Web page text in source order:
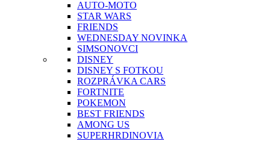
AUTO-MOTO
STAR WARS
FRIENDS
WEDNESDAY NOVINKA
SIMSONOVCI
DISNEY
DISNEY S FOTKOU
ROZPRÁVKA CARS
FORTNITE
POKEMON
BEST FRIENDS
AMONG US
SUPERHRDINOVIA